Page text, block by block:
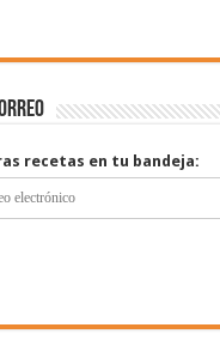
recetas en tu bandeja: